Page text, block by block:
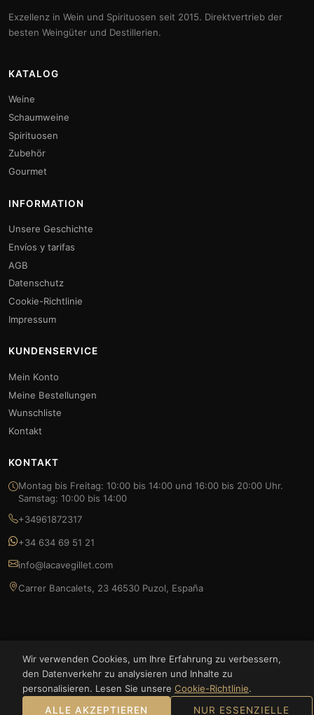
Exzellenz in Wein und Spirituosen seit 2015. Direktvertrieb der
besten Weingüter und Destillerien.
KATALOG
Weine
Schaumweine
Spirituosen
Zubehör
Gourmet
INFORMATION
Unsere Geschichte
Envíos y tarifas
AGB
Datenschutz
Cookie-Richtlinie
Impressum
KUNDENSERVICE
Mein Konto
Meine Bestellungen
Wunschliste
Kontakt
KONTAKT
Montag bis Freitag: 10:00 bis 14:00 und 16:00 bis 20:00 Uhr.
Samstag: 10:00 bis 14:00
+34961872317
+34 634 69 51 21
info@lacavegillet.com
Carrer Bancalets, 23 46530 Puzol, España
© 2026 La Cave Gillet — FOODLUXE SPAIN S.L. Alle Rechte vorbehalten.
Wir verwenden Cookies, um Ihre Erfahrung zu verbessern,
den Datenverkehr zu analysieren und Inhalte zu
personalisieren. Lesen Sie unsere Cookie-Richtlinie.
ALLE AKZEPTIEREN
NUR ESSENZIELLE